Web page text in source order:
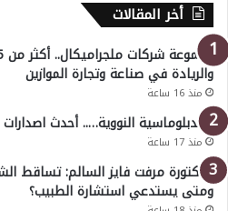
أخر المقالات
والريادة في صناعة وتجارة الموازين
منذ 16 ساعة
( الدبلوماسية النووية….. أحدث
منذ 17 ساعة
الدكتورة مرفت فايز السالم: تساقط
ومتى يستدعي استشارة الطبيب؟